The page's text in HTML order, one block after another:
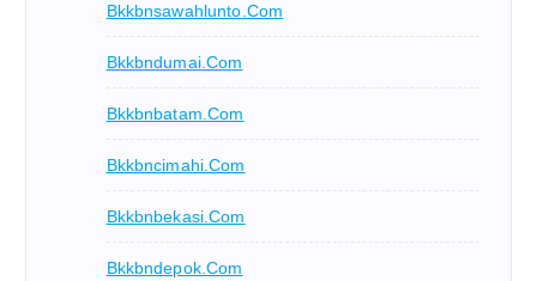
Bkkbnsawahlunto.com
Bkkbndumai.com
Bkkbnbatam.com
Bkkbncimahi.com
Bkkbnbekasi.com
Bkkbndepok.com